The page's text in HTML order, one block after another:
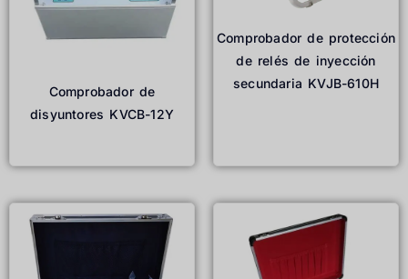
Comprobador de
disyuntores KVCB-12Y
Comprobador de protección
de relés de inyección
secundaria KVJB-610H